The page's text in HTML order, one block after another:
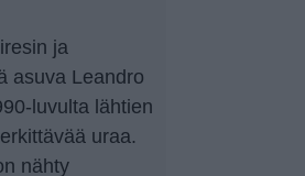
ja
asuva Leandro
luvulta lähtien
uraa.
nähty